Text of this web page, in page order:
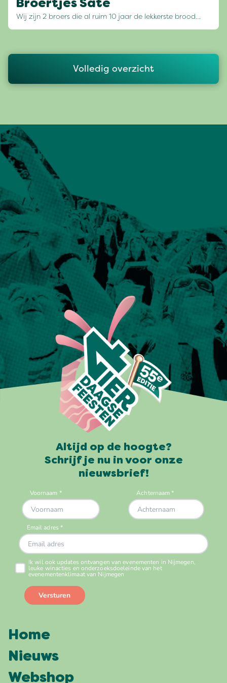
Broertjes Saté
Wij zijn 2 broers die al ruim 10 jaar de lekkerste brood…
Volledig overzicht
Altijd op de hoogte?
Schrijf je nu in voor onze
nieuwsbrief!
Home
Nieuws
Webshop